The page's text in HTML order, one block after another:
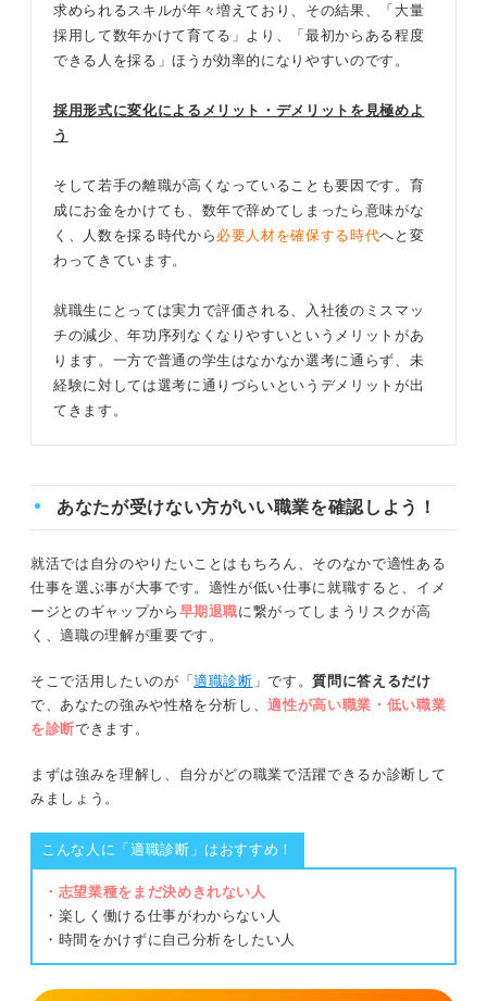
求められるスキルが年々増えており、その結果、「大量
採用して数年かけて育てる」より、「最初からある程度
できる人を採る」ほうが効率的になりやすいのです。
採用形式に変化によるメリット・デメリットを見極めよ
う
そして若手の離職が高くなっていることも要因です。育
成にお金をかけても、数年で辞めてしまったら意味がな
く、人数を採る時代から 必要人材を確保する時代へと変
わってきています。
就職生にとっては実力で評価される、入社後のミスマッ
チの減少、年功序列なくなりやすいというメリットがあ
ります。一方で普通の学生はなかなか選考に通らず、未
経験に対しては選考に通りづらいというデメリットが出
てきます。
あなたが受けない方がいい職業を確認しよう！
就活では自分のやりたいことはもちろん、そのなかで適性ある
仕事を選ぶ事が大事です。適性が低い仕事に就職すると、イメ
ージとのギャップから 早期退職に繋がってしまうリスクが高
く、適職の理解が重要です。
そこで活用したいのが「適職診断 」です。質問に答えるだけ
で、あなたの強みや性格を分析し、適性が高い職業・低い職業
を診断できます。
まずは強みを理解し、自分がどの職業で活躍できるか診断して
みましょう。
こんな人に「適職診断」はおすすめ！
・志望業種をまだ決めきれない人
・楽しく働ける仕事がわからない人
・時間をかけずに自己分析をしたい人